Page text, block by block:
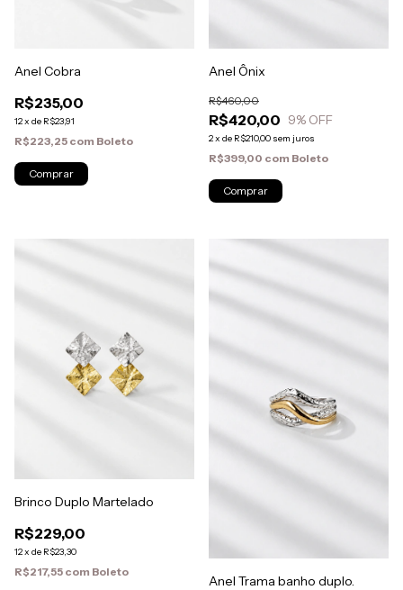
Anel Cobra
R$235,00
12x de R$23,91
R$223,25 com Boleto
Anel Ônix
R$420,00
R$460,00
9% OFF
2x de R$210,00 sem juros
R$399,00 com Boleto
Comprar
Brinco Duplo Martelado
R$229,00
12x de R$23,30
R$217,55 com Boleto
Anel Trama banho duplo.